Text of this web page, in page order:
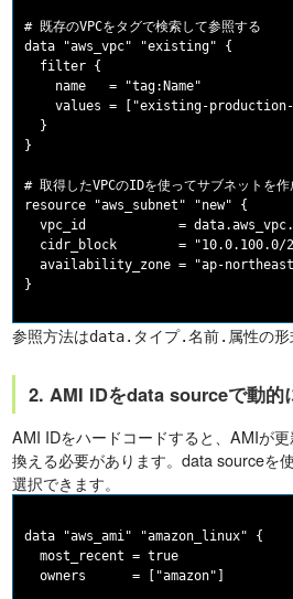
# 既存のVPCをタグで検索して参照する
data "aws_vpc" "existing" {
  filter {
    name   = "tag:Name"
values = ["existing-production-
  }
}
# 取得したVPCのIDを使ってサブネットを作
resource "aws_subnet" "new" {
vpc_id            =
cidr_block        = "10.0.100.0/
availability_zone = "ap-
参照方法はdata.タイプ.名前.属性の形
2. AMI IDをdata sourceで動的
AMI IDをハードコードすると、AMIが
換える必要があります。data sourceを
選択できます。
data "aws_ami" "amazon_linux" {
  most_recent = true
  owners      = ["amazon"]